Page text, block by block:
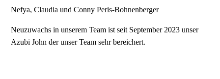
Nefya, Claudia und Conny Peris-Bohnenberger
Neuzuwachs in unserem Team ist seit September 2023 unser
Azubi John der unser Team sehr bereichert.